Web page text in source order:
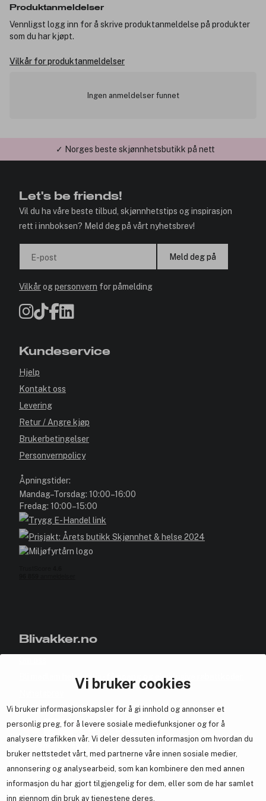
Vi bruker cookies
Vi bruker informasjonskapsler for å gi innhold og annonser et
personlig preg, for å levere sosiale mediefunksjoner og for å
analysere trafikken vår. Vi deler dessuten informasjon om hvordan du
bruker nettstedet vårt, med partnerne våre innen sosiale medier,
annonsering og analysearbeid, som kan kombinere den med annen
informasjon du har gjort tilgjengelig for dem, eller som de har samlet
inn gjennom din bruk av tjenestene deres.
Produktanmeldelser
Vennligst logg inn for å skrive produktanmeldelse på produkter
som du har kjøpt.
Vilkår for produktanmeldelser
Ingen anmeldelser funnet
✓ Norges beste skjønnhetsbutikk på nett
Let's be friends!
Vil du ha våre beste tilbud, skjønnhetstips og inspirasjon
rett i innboksen? Meld deg på vårt nyhetsbrev!
E-post Meld deg på
Vilkårogpersonvern for påmelding
Kundeservice
Hjelp
Kontakt oss
Levering
Retur / Angre kjøp
Brukerbetingelser
Personvernpolicy
Åpningstider:
Mandag–Torsdag: 10:00–16:00
Fredag: 10:00–15:00
Blivakker.no
Bli medlem helt gratis - få poeng og eksklusive rabattkoder.
Samarbeid med oss
En del avBrandsdal Group AS